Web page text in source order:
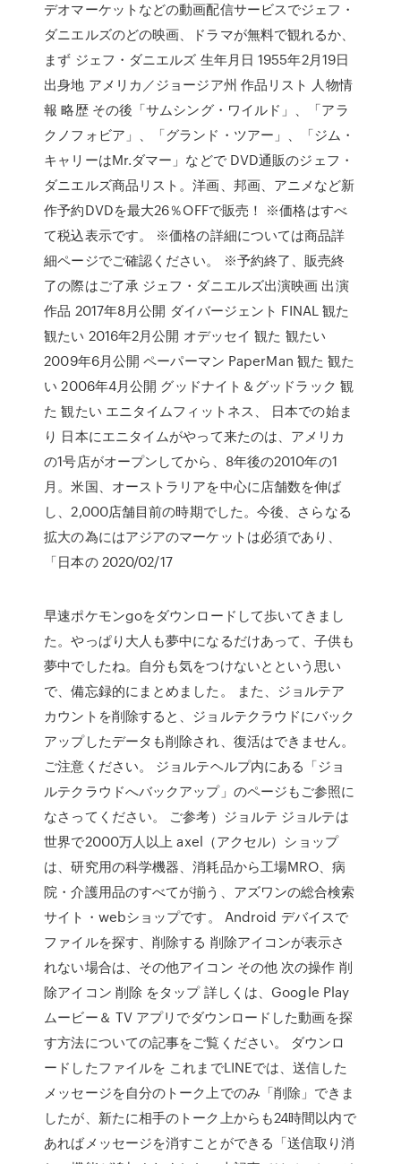
デオマーケットなどの動画配信サービスでジェフ・
ダニエルズのどの映画、ドラマが無料で観れるか、
まず ジェフ・ダニエルズ 生年月日 1955年2月19日
出身地 アメリカ／ジョージア州 作品リスト 人物情
報 略歴 その後「サムシング・ワイルド」、「アラ
クノフォビア」、「グランド・ツアー」、「ジム・
キャリーはMr.ダマー」などで DVD通販のジェフ・
ダニエルズ商品リスト。洋画、邦画、アニメなど新
作予約DVDを最大26％OFFで販売！ ※価格はすべ
て税込表示です。 ※価格の詳細については商品詳
細ページでご確認ください。 ※予約終了、販売終
了の際はご了承 ジェフ・ダニエルズ出演映画 出演
作品 2017年8月公開 ダイバージェント FINAL 観た
観たい 2016年2月公開 オデッセイ 観た 観たい
2009年6月公開 ペーパーマン PaperMan 観た 観た
い 2006年4月公開 グッドナイト＆グッドラック 観
た 観たい エニタイムフィットネス、 日本での始ま
り 日本にエニタイムがやって来たのは、アメリカ
の1号店がオープンしてから、8年後の2010年の1
月。米国、オーストラリアを中心に店舗数を伸ば
し、2,000店舗目前の時期でした。今後、さらなる
拡大の為にはアジアのマーケットは必須であり、
「日本の 2020/02/17
早速ポケモンgoをダウンロードして歩いてきまし
た。やっぱり大人も夢中になるだけあって、子供も
夢中でしたね。自分も気をつけないとという思い
で、備忘録的にまとめました。 また、ジョルテア
カウントを削除すると、ジョルテクラウドにバック
アップしたデータも削除され、復活はできません。
ご注意ください。 ジョルテヘルプ内にある「ジョ
ルテクラウドへバックアップ」のページもご参照に
なさってください。 ご参考）ジョルテ ジョルテは
世界で2000万人以上 axel（アクセル）ショップ
は、研究用の科学機器、消耗品から工場MRO、病
院・介護用品のすべてが揃う、アズワンの総合検索
サイト・webショップです。 Android デバイスで
ファイルを探す、削除する 削除アイコンが表示さ
れない場合は、その他アイコン その他 次の操作 削
除アイコン 削除 をタップ 詳しくは、Google Play
ムービー＆ TV アプリでダウンロードした動画を探
す方法についての記事をご覧ください。 ダウンロ
ードしたファイルを これまでLINEでは、送信した
メッセージを自分のトーク上でのみ「削除」できま
したが、新たに相手のトーク上からも24時間以内で
あればメッセージを消すことができる「送信取り消